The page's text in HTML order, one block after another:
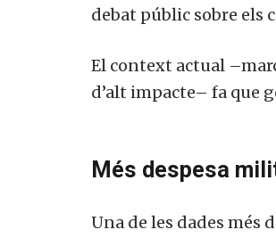
debat públic sobre els
El context actual
d’alt impacte– fa que
Més despesa
Una de les dades més